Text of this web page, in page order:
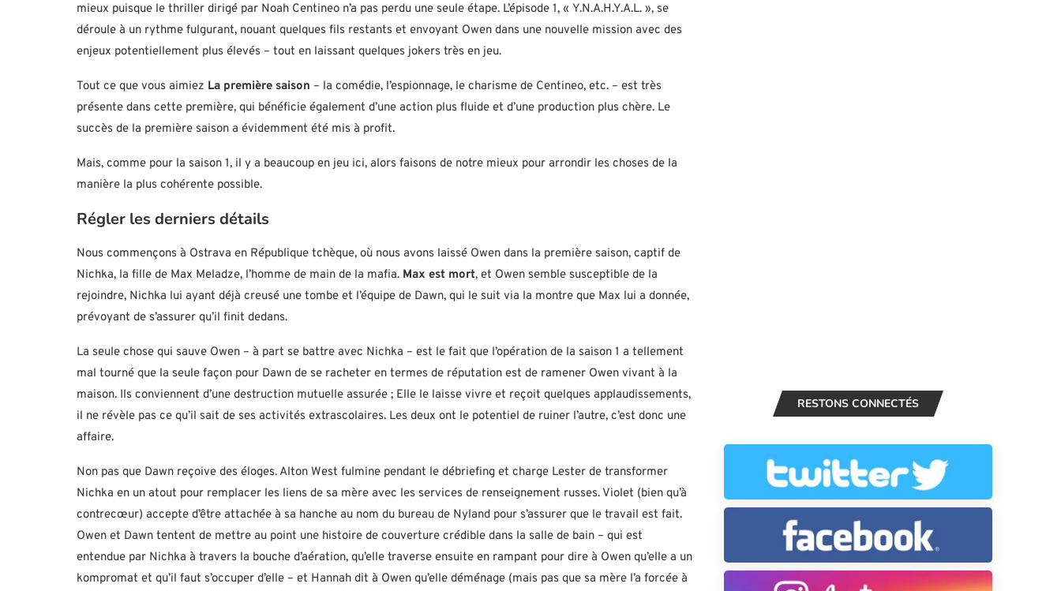
mieux puisque le thriller dirigé par Noah Centineo n’a pas perdu une seule étape. L’épisode 1, « Y.N.A.H.Y.A.L. », se
déroule à un rythme fulgurant, nouant quelques fils restants et envoyant Owen dans une nouvelle mission avec des
enjeux potentiellement plus élevés – tout en laissant quelques jokers très en jeu.
Tout ce que vous aimiez La première saison – la comédie, l’espionnage, le charisme de Centineo, etc. – est très
présente dans cette première, qui bénéficie également d’une action plus fluide et d’une production plus chère. Le
succès de la première saison a évidemment été mis à profit.
Mais, comme pour la saison 1, il y a beaucoup en jeu ici, alors faisons de notre mieux pour arrondir les choses de la
manière la plus cohérente possible.
Régler les derniers détails
Nous commençons à Ostrava en République tchèque, où nous avons laissé Owen dans la première saison, captif de
Nichka, la fille de Max Meladze, l’homme de main de la mafia. Max est mort, et Owen semble susceptible de la
rejoindre, Nichka lui ayant déjà creusé une tombe et l’équipe de Dawn, qui le suit via la montre que Max lui a donnée,
prévoyant de s’assurer qu’il finit dedans.
La seule chose qui sauve Owen – à part se battre avec Nichka – est le fait que l’opération de la saison 1 a tellement
mal tourné que la seule façon pour Dawn de se racheter en termes de réputation est de ramener Owen vivant à la
maison. Ils conviennent d’une destruction mutuelle assurée ; Elle le laisse vivre et reçoit quelques applaudissements,
il ne révèle pas ce qu’il sait de ses activités extrascolaires. Les deux ont le potentiel de ruiner l’autre, c’est donc une
affaire.
Non pas que Dawn reçoive des éloges. Alton West fulmine pendant le débriefing et charge Lester de transformer
Nichka en un atout pour remplacer les liens de sa mère avec les services de renseignement russes. Violet (bien qu’à
contrecœur) accepte d’être attachée à sa hanche au nom du bureau de Nyland pour s’assurer que le travail est fait.
Owen et Dawn tentent de mettre au point une histoire de couverture crédible dans la salle de bain – qui est
entendue par Nichka à travers la bouche d’aération, qu’elle traverse ensuite en rampant pour dire à Owen qu’elle a un
kompromat et qu’il faut s’occuper d’elle – et Hannah dit à Owen qu’elle déménage (mais pas que sa mère l’a forcée à
RESTONS CONNECTÉS